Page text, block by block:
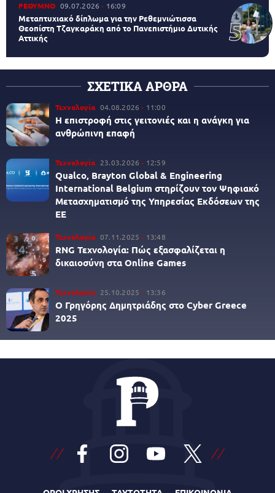
ΡΕΘΥΜΝΟ 09.07.2026 16:09
Μεταπτυχιακό δίπλωμα για την Ρεθεμνιώτισσα
Θεοπίστη Τζαγκαράκη από το Πανεπιστήμιο Δυτικής
Αττικής
ΣΧΕΤΙΚΑ ΑΡΘΡΑ
Τεχνολογία 04.08.2026 11:00
Η επιστροφή στις γειτονιές και η ανάγκη για
ανθρώπινη επαφή
Τεχνολογία 23.03.2026 12:59
Qualco, Brayton Global & Engineering
International Belgium στηρίζουν τον Ψηφιακό
Μετασχηματισμό της Υπηρεσίας Εκδόσεων της
ΕΕ
Τεχνολογία 07.11.2025 13:48
RNG Τεχνολογία: Πώς εξασφαλίζεται η
δικαιοσύνη στα Online Games
Τεχνολογία 25.10.2025 13:36
Ο Γρηγόρης Δημητριάδης στο Cyber Greece
2025